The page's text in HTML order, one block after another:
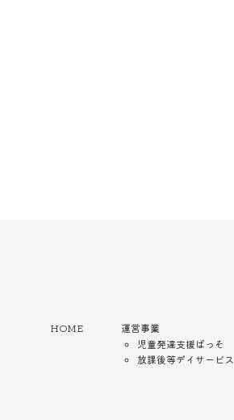
HOME
運営事業
児童発達支援ぱっそ
放課後等デイサービ